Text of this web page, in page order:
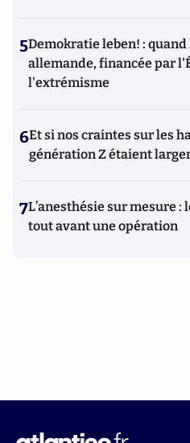
5Demokratie leben! :
allemande, financée par
l'extrémisme
6Et si nos craintes sur les
génération Z étaient
7L’anesthésie sur mesure
tout avant une opération